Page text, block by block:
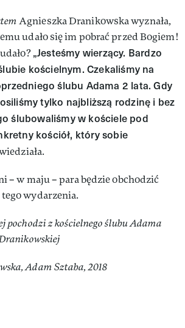
Agnieszka Dranikowska wyznała,
udało się im pobrać przed Bogiem!
„Jesteśmy wierzący. Bardzo
kościelnym. Czekaliśmy na
ślubu Adama 2 lata. Gdy
tylko najbliższą rodzinę i bez
ślubowaliśmy w kościele pod
kościół, który sobie
– w maju – para będzie obchodzić
wydarzenia.
pochodzi z kościelnego ślubu Adama
Adam Sztaba, 2018